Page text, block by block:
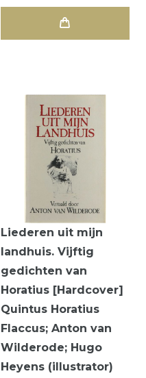
Liederen uit mijn
landhuis. Vijftig
gedichten van
Horatius [Hardcover]
Quintus Horatius
Flaccus; Anton van
Wilderode; Hugo
Heyens (illustrator)